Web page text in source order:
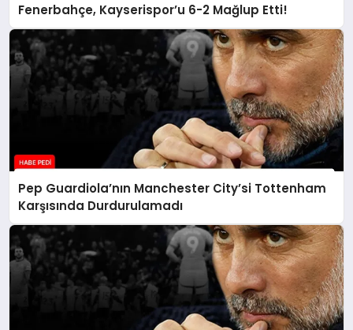
Fenerbahçe, Kayserispor’u 6-2 Mağlup Etti!
Pep Guardiola’nın Manchester City’si Tottenham
Karşısında Durdurulamadı